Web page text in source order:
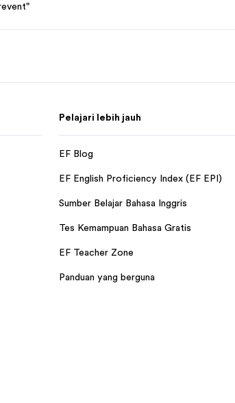
Pelajari lebih jauh
EF Blog
EF English Proficiency Index (EF EPI)
Sumber Belajar Bahasa Inggris
Tes Kemampuan Bahasa Gratis
EF Teacher Zone
Panduan yang berguna